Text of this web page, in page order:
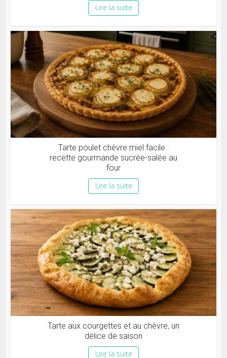
Lire la suite
Tarte poulet chèvre miel facile :
recette gourmande sucrée-salée au
four
Lire la suite
Tarte aux courgettes et au chèvre, un
délice de saison
Lire la suite